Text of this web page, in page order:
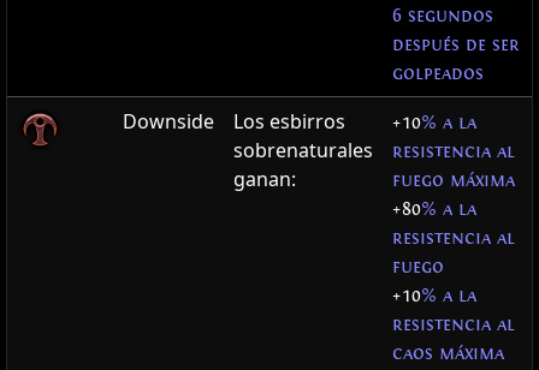
6 segundos
después de ser
golpeados
Downside
Los esbirros
sobrenaturales
ganan:
+10% a la
resistencia al
fuego máxima
+80% a la
resistencia al
fuego
+10% a la
resistencia al
caos máxima